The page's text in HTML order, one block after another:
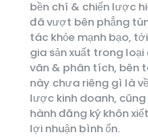
bền chí & chiến lược
đã vượt bên phẳng
tác khỏe mạnh bạo,
gia sản xuất trong
vãn & phân tích, bên
này chưa riêng gì là
lược kinh doanh,
hành đăng ký khôn
lợi nhuận bình ổn.